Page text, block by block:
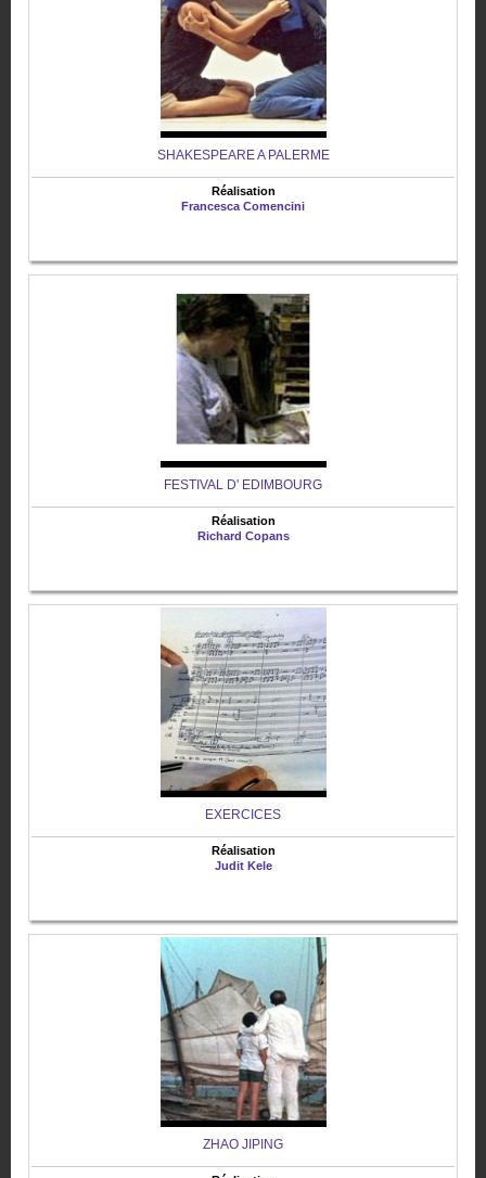
SHAKESPEARE A PALERME
Réalisation
Francesca Comencini
FESTIVAL D' EDIMBOURG
Réalisation
Richard Copans
EXERCICES
Réalisation
Judit Kele
ZHAO JIPING